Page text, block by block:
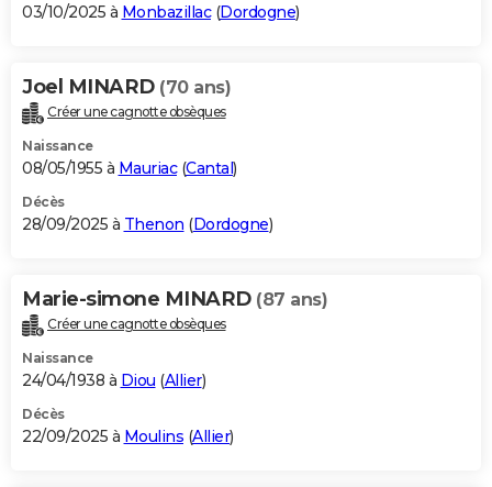
03/10/2025 à Monbazillac(Dordogne)
Joel MINARD (70 ans)
Créer une cagnotte obsèques
Naissance
08/05/1955 à Mauriac(Cantal)
Décès
28/09/2025 à Thenon (Dordogne)
Marie-simone MINARD (87 ans)
Créer une cagnotte obsèques
Naissance
24/04/1938 à Diou (Allier)
Décès
22/09/2025 à Moulins (Allier)